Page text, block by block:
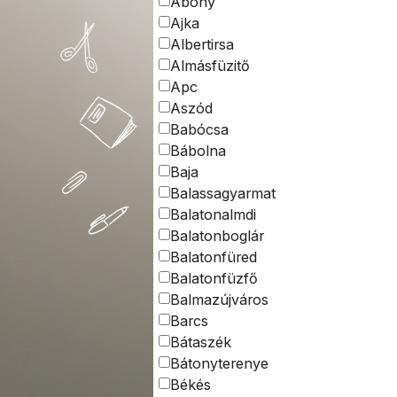
Ajka
Albertirsa
Almásfüzitő
Apc
Aszód
Babócsa
Bábolna
Baja
Balassagyarmat
Balatonalmdi
Balatonboglár
Balatonfüred
Balatonfüzfő
Balmazújváros
Barcs
Bátaszék
Bátonyterenye
Békés